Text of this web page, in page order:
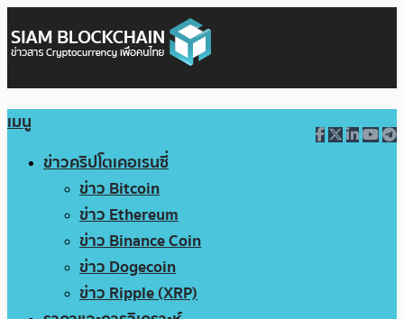
เมนู
ข่าวคริปโตเคอเรนซี่
ข่าว Bitcoin
ข่าว Ethereum
ข่าว Binance Coin
ข่าว Dogecoin
ข่าว Ripple (XRP)